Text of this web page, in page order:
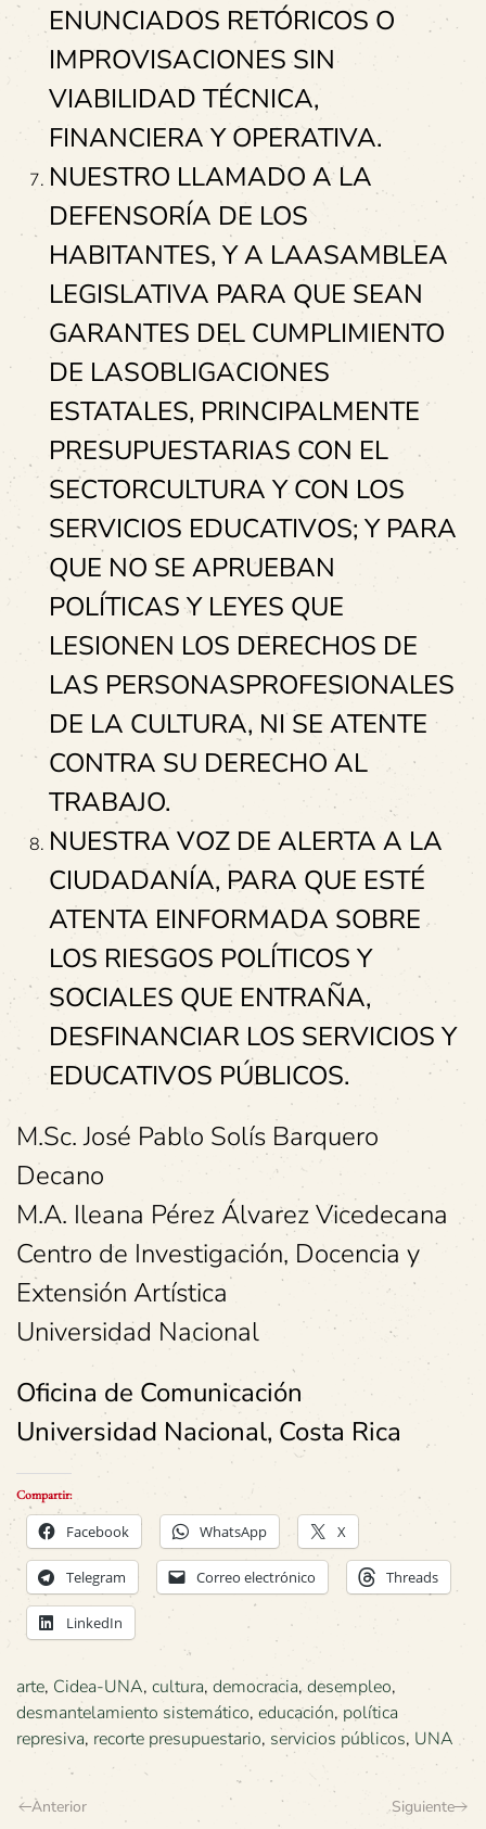
ENUNCIADOS RETÓRICOS O
IMPROVISACIONES SIN
VIABILIDAD TÉCNICA,
FINANCIERA Y OPERATIVA.
NUESTRO LLAMADO A LA
DEFENSORÍA DE LOS
HABITANTES, Y A LAASAMBLEA
LEGISLATIVA PARA QUE SEAN
GARANTES DEL CUMPLIMIENTO
DE LASOBLIGACIONES
ESTATALES, PRINCIPALMENTE
PRESUPUESTARIAS CON EL
SECTORCULTURA Y CON LOS
SERVICIOS EDUCATIVOS; Y PARA
QUE NO SE APRUEBAN
POLÍTICAS Y LEYES QUE
LESIONEN LOS DERECHOS DE
LAS PERSONASPROFESIONALES
DE LA CULTURA, NI SE ATENTE
CONTRA SU DERECHO AL
TRABAJO.
NUESTRA VOZ DE ALERTA A LA
CIUDADANÍA, PARA QUE ESTÉ
ATENTA EINFORMADA SOBRE
LOS RIESGOS POLÍTICOS Y
SOCIALES QUE ENTRAÑA,
DESFINANCIAR LOS SERVICIOS Y
EDUCATIVOS PÚBLICOS.
M.Sc. José Pablo Solís Barquero
Decano
M.A. Ileana Pérez Álvarez Vicedecana
Centro de Investigación, Docencia y
Extensión Artística
Universidad Nacional
Oficina de Comunicación
Universidad Nacional, Costa Rica
Compartir:
Facebook WhatsApp X
Telegram Correo electrónico Threads
LinkedIn
arte, Cidea-UNA, cultura, democracia, desempleo,
desmantelamiento sistemático, educación, política
represiva, recorte presupuestario, servicios públicos, UNA
Anterior Siguiente